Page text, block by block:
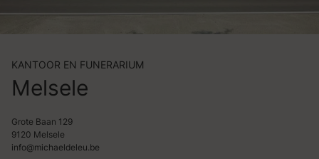
KANTOOR EN FUNERARIUM
Melsele
Grote Baan 129
9120 Melsele
info@michaeldeleu.be